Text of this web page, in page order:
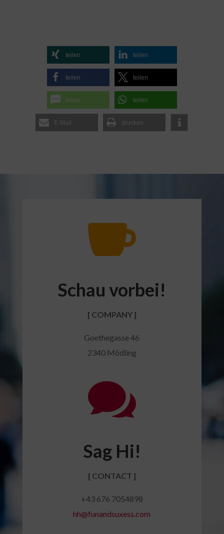
teilen teilen
teilen teilen
teilen teilen
E-Mail drucken

Schau vorbei!
[ COMPANY ]
Goethegasse 46
2340 Mödling

Sag Hi!
[ CONTACT ]
+43 676 7054898
hh@funandsuxess.com